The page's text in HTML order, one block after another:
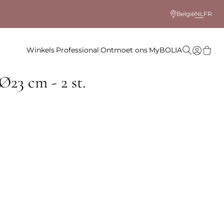
BelgiëNLFR
Winkels Professional Ontmoet ons MyBOLIA
cm - 2 st.